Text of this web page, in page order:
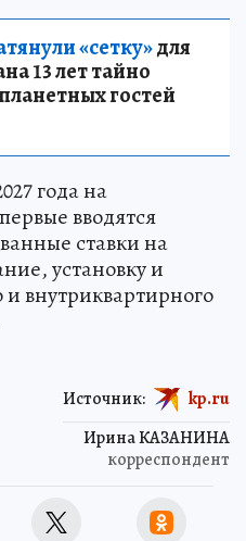
«сетку»для
13 лет тайно
гостей
года на
вводятся
ставки на
установку и
внутриквартирного
Ирина КАЗАНИНА
корреспондент
Источник: kp.ru